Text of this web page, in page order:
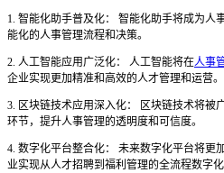
1. 智能化助手普及化： 智能化助手将成为人
能化的人事管理流程和决策。
2. 人工智能应用广泛化： 人工智能将在人事
企业实现更加精准和高效的人才管理和运营。
3. 区块链技术应用深入化： 区块链技术将被
环节，提升人事管理的透明度和可信度。
4. 数字化平台整合化： 未来数字化平台将更
业实现从人才招聘到福利管理的全流程数字化